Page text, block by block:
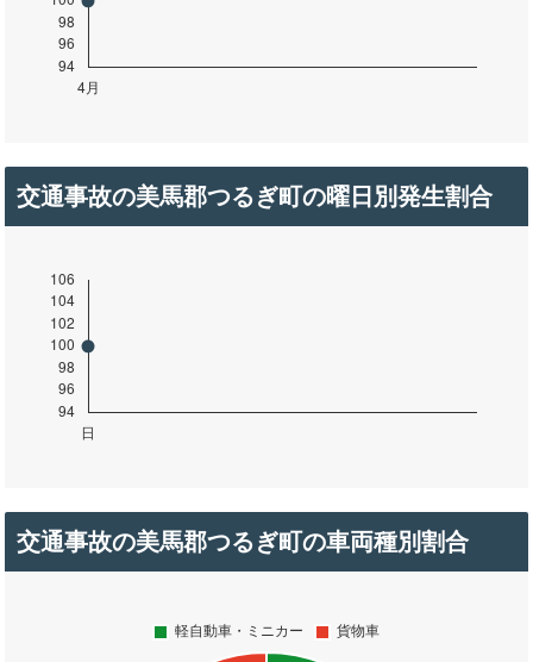
交通事故の美馬郡つるぎ町の曜日別発生割合
交通事故の美馬郡つるぎ町の車両種別割合